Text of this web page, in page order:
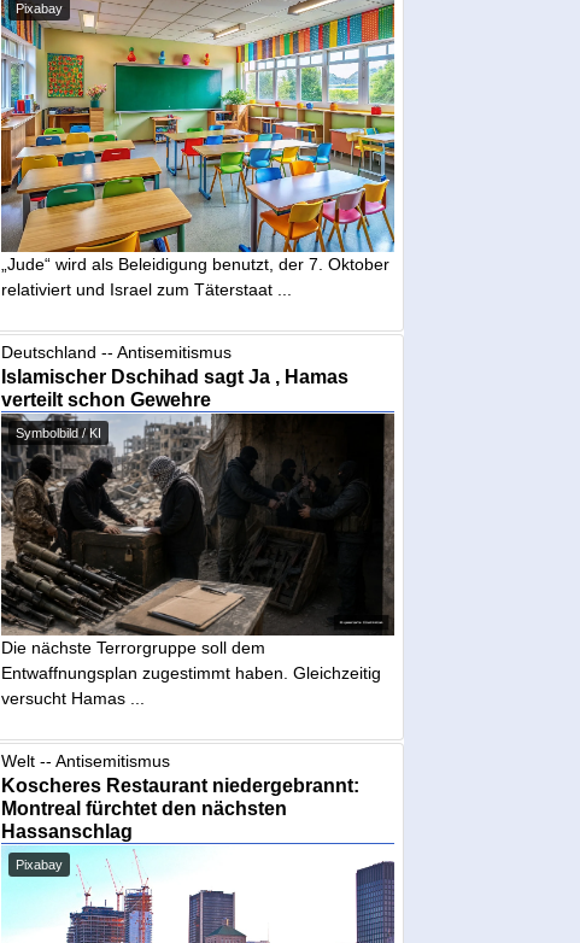
Pixabay
„Jude“ wird als Beleidigung benutzt, der 7. Oktober
relativiert und Israel zum Täterstaat ...
Deutschland -- Antisemitismus
Islamischer Dschihad sagt Ja , Hamas
verteilt schon Gewehre
Symbolbild / KI
Die nächste Terrorgruppe soll dem
Entwaffnungsplan zugestimmt haben. Gleichzeitig
versucht Hamas ...
Welt -- Antisemitismus
Koscheres Restaurant niedergebrannt:
Montreal fürchtet den nächsten
Hassanschlag
Pixabay